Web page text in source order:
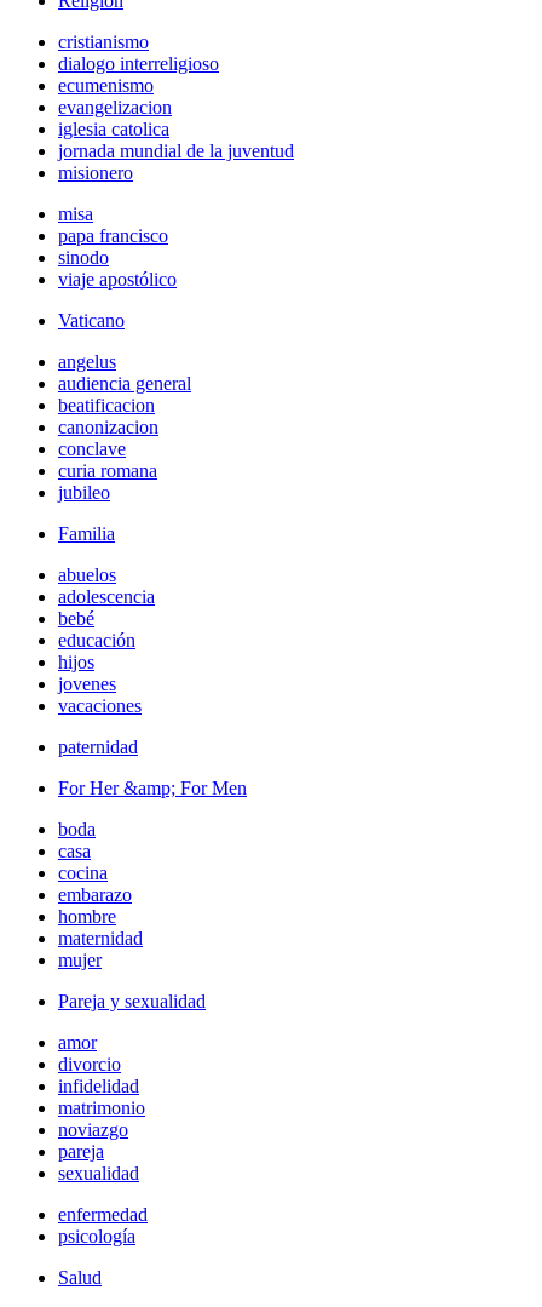
cristianismo
dialogo interreligioso
ecumenismo
evangelizacion
iglesia catolica
jornada mundial de la juventud
misionero
misa
papa francisco
sinodo
viaje apostólico
Vaticano
angelus
audiencia general
beatificacion
canonizacion
conclave
curia romana
jubileo
Familia
abuelos
adolescencia
bebé
educación
hijos
jovenes
vacaciones
paternidad
For Her &amp; For Men
boda
casa
cocina
embarazo
hombre
maternidad
mujer
Pareja y sexualidad
amor
divorcio
infidelidad
matrimonio
noviazgo
pareja
sexualidad
enfermedad
psicología
Salud